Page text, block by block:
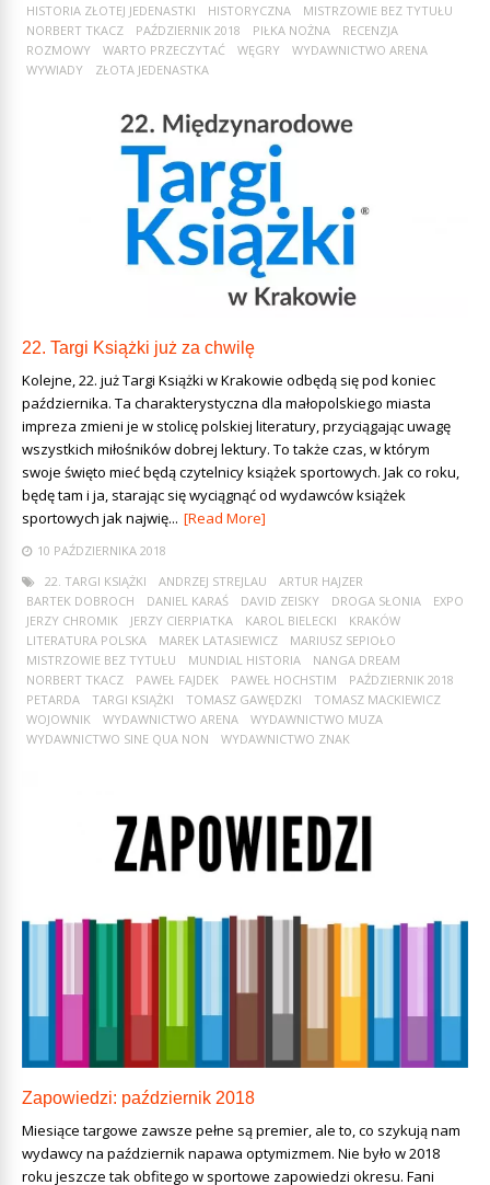
HISTORIA ZŁOTEJ JEDENASTKI
HISTORYCZNA
MISTRZOWIE BEZ TYTUŁU
NORBERT TKACZ
PAŹDZIERNIK 2018 PIŁKA NOŻNA
RECENZJA
ROZMOWY
WARTO PRZECZYTAĆ WĘGRY
WYDAWNICTWO ARENA
WYWIADY
ZŁOTA JEDENASTKA
22. Targi Książki już za chwilę
Kolejne, 22. już Targi Książki w Krakowie odbędą się pod koniec
października. Ta charakterystyczna dla małopolskiego miasta
impreza zmieni je w stolicę polskiej literatury, przyciągając uwagę
wszystkich miłośników dobrej lektury. To także czas, w którym
swoje święto mieć będą czytelnicy książek sportowych. Jak co roku,
będę tam i ja, starając się wyciągnąć od wydawców książek
sportowych jak najwię... [Read More]
10 PAŹDZIERNIKA 2018
22. TARGI KSIĄŻKI
ANDRZEJ STREJLAU
ARTUR HAJZER
BARTEK DOBROCH
DANIEL KARAŚ DAVID ZEISKY DROGA SŁONIA
EXPO
JERZY CHROMIK
JERZY CIERPIATKA KAROL BIELECKI
KRAKÓW
LITERATURA POLSKA
MAREK LATASIEWICZ
MARIUSZ SEPIOŁO
MISTRZOWIE BEZ TYTUŁU
MUNDIAL HISTORIA
NANGA DREAM
NORBERT TKACZ
PAWEŁ FAJDEK PAWEŁ HOCHSTIM
PAŹDZIERNIK 2018
PETARDA
TARGI KSIĄŻKI TOMASZ GAWĘDZKI
TOMASZ MACKIEWICZ
WOJOWNIK
WYDAWNICTWO ARENA
WYDAWNICTWO MUZA
WYDAWNICTWO SINE QUA NON
WYDAWNICTWO ZNAK
Zapowiedzi: październik 2018
Miesiące targowe zawsze pełne są premier, ale to, co szykują nam
wydawcy na październik napawa optymizmem. Nie było w 2018
roku jeszcze tak obfitego w sportowe zapowiedzi okresu. Fani